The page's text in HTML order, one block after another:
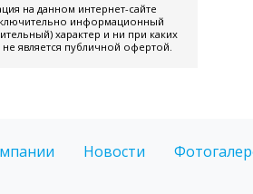
на данном интернет-сайте
информационный
характер и ни при каких
не является публичной офертой.
Новости